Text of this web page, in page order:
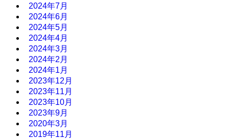
2024年7月
2024年6月
2024年5月
2024年4月
2024年3月
2024年2月
2024年1月
2023年12月
2023年11月
2023年10月
2023年9月
2020年3月
2019年11月